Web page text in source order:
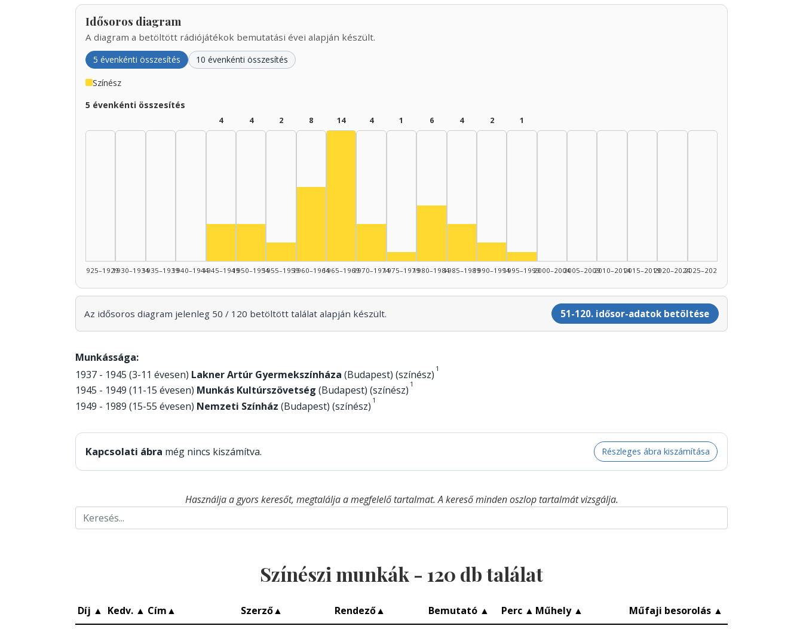
Idősoros diagram
A diagram a betöltött rádiójátékok bemutatási évei alapján készült.
5 évenkénti összesítés 10 évenkénti összesítés
Színész
5 évenkénti összesítés
1925–19291930–19341935–19391940–1944
4
1945–1949
4
1950–1954
2
Színész, 1955–1959: 2
1955–1959
8
1960–1964
14
Színész, 1965–1969: 14
1965–1969
4
Színész, 1970–1974: 4
1970–1974
1
Színész, 1975–1979: 1
1975–1979
6
Színész, 1980–1984: 6
1980–1984
4
Színész, 1985–1989: 4
1985–1989
2
Színész, 1990–1994: 2
1990–1994
1
Színész, 1995–1999: 1
1995–19992000–20042005–20092010–20142015–20192020–20242025–2026
Az idősoros diagram jelenleg 50 / 120 betöltött találat alapján készült. 51-120. idősor-adatok betöltése
Munkássága:
1937 - 1945 (3-11 évesen) Lakner Artúr Gyermekszínháza (Budapest) (színész) 1
1945 - 1949 (11-15 évesen) Munkás Kultúrszövetség (Budapest) (színész) 1
1949 - 1989 (15-55 évesen) Nemzeti Színház (Budapest) (színész) 1
Kapcsolati ábra még nincs kiszámítva. Részleges ábra kiszámítása
Használja a gyors keresőt, megtalálja a megfelelő tartalmat. A kereső minden oszlop tartalmát vizsgálja.
Színészi munkák - 120 db találat
Díj ▲ Kedv. ▲ Cím▲ Szerző▲ Rendező▲ Bemutató ▲ Perc ▲ Műhely ▲ Műfaji besorolás ▲